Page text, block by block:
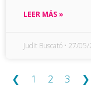
LEER MÁS »
Judit Buscató 27/05/
❮ 1 2 3 ❯